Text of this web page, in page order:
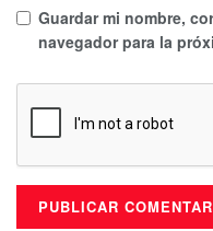
Guardar mi nombre,
navegador para la